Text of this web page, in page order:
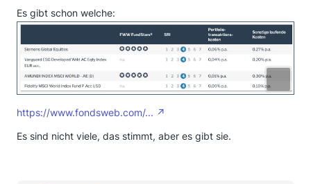
Es gibt schon welche:
https://www.fondsweb.com/...
Es sind nicht viele, das stimmt, aber es gibt sie.